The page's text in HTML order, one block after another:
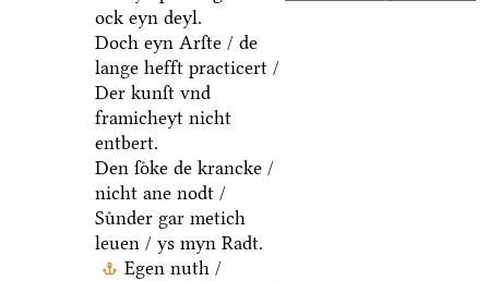
ock eyn deyl.
Doch eyn Arſte / de
lange hefft practicert /
Der kunſt vnd
framicheyt nicht
entbert.
Den ſoͤke de krancke /
nicht ane nodt /
Suͤnder gar metich
leuen / ys myn Radt.
Egen nuth /